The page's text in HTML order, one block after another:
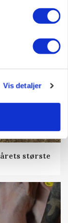
Vis detaljer
største